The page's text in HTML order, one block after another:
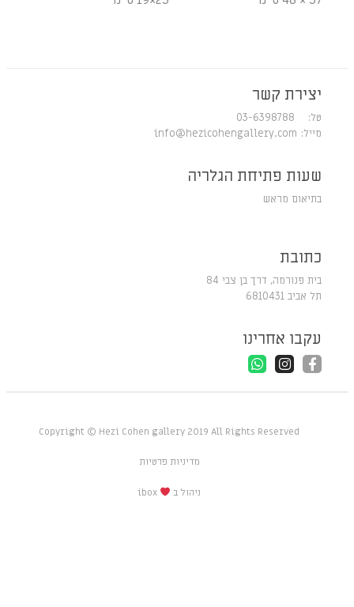
יצירת קשר
טל: 03-6398788
מייל: info@hezicohengallery.com
שעות פתיחת הגלריה
בתיאום מראש
כתובת
בית פנורמה, דרך בן צבי 84
תל אביב 6810431
עקבו אחרינו
Copyright © Hezi Cohen gallery 2019 All Rights Reserved
מדיניות פרטיות
ניהול ב